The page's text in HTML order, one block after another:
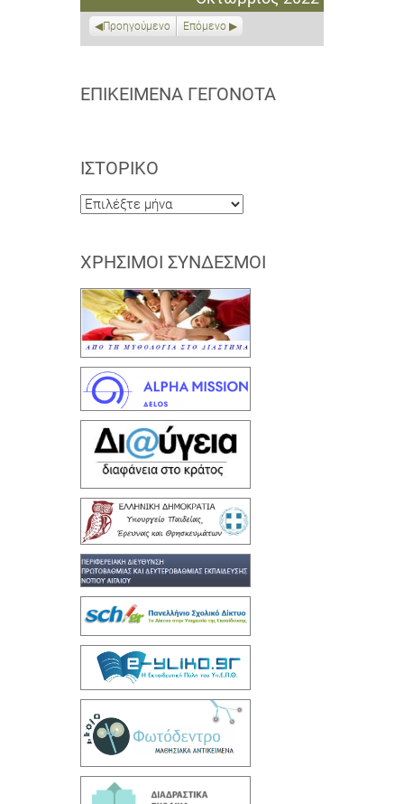
20222022202220222022
Προηγούμενο Επόμενο
ΕΠΙΚΕΊΜΕΝΑ ΓΕΓΟΝΌΤΑ
ΙΣΤΟΡΙΚΌ
Ιστορικό
ΧΡΉΣΙΜΟΙ ΣΎΝΔΕΣΜΟΙ